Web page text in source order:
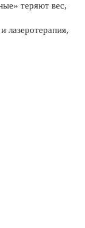
теряют вес,
лазеротерапия,